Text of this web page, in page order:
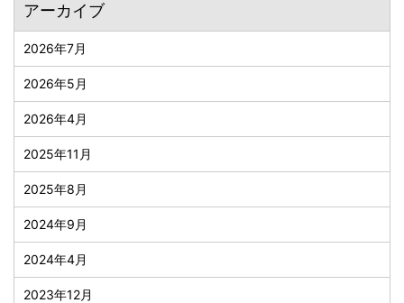
アーカイブ
2026年7月
2026年5月
2026年4月
2025年11月
2025年8月
2024年9月
2024年4月
2023年12月